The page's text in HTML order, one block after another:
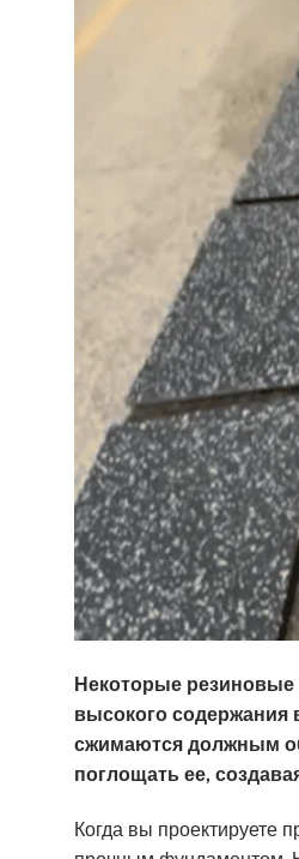
Некоторые резиновые
высокого
сжимаются должным
поглощать ее,
Когда вы проектируете